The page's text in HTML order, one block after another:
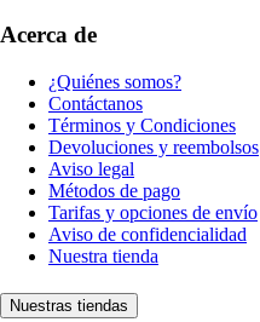
Acerca de
¿Quiénes somos?
Contáctanos
Términos y Condiciones
Devoluciones y reembolsos
Aviso legal
Métodos de pago
Tarifas y opciones de envío
Aviso de confidencialidad
Nuestra tienda
Nuestras tiendas